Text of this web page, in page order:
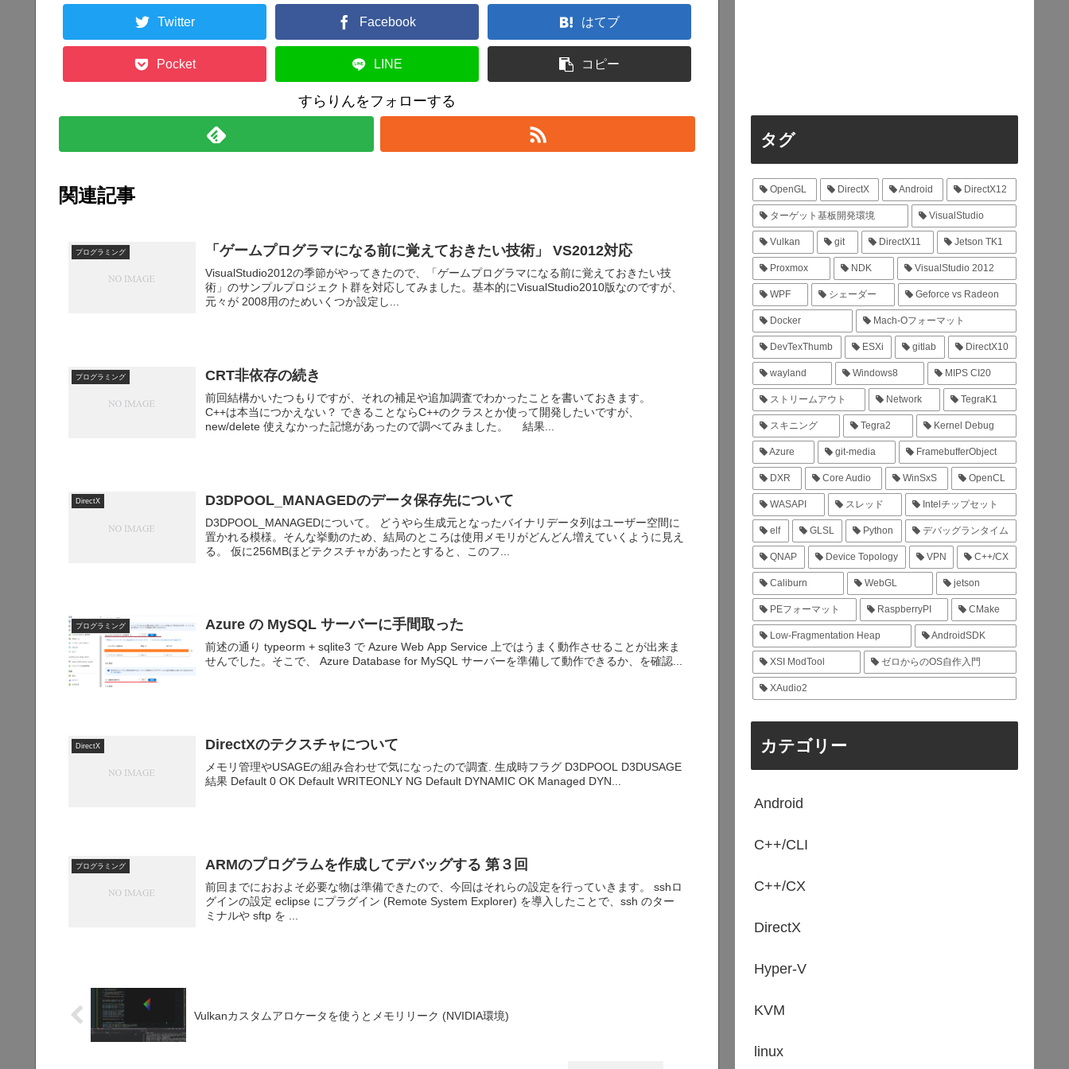
Twitter Facebook はてブ
Pocket LINE コピー
すらりんをフォローする
関連記事
プログラミング 「ゲームプログラマになる前に覚えておきたい技術」 VS2012対応
VisualStudio2012の季節がやってきたので、「ゲームプログラマになる前に覚えておきたい技
術」のサンプルプロジェクト群を対応してみました。基本的にVisualStudio2010版なのですが、
元々が 2008用のためいくつか設定し...
プログラミング CRT非依存の続き
前回結構かいたつもりですが、それの補足や追加調査でわかったことを書いておきます。
C++は本当につかえない？ できることならC++のクラスとか使って開発したいですが、
new/delete 使えなかった記憶があったので調べてみました。 結果...
DirectX D3DPOOL_MANAGEDのデータ保存先について
D3DPOOL_MANAGEDについて。 どうやら生成元となったバイナリデータ列はユーザー空間に
置かれる模様。そんな挙動のため、結局のところは使用メモリがどんどん増えていくように見え
る。 仮に256MBほどテクスチャがあったとすると、このフ...
プログラミング Azure の MySQL サーバーに手間取った
前述の通り typeorm + sqlite3 で Azure Web App Service 上ではうまく動作させることが出来ま
せんでした。そこで、 Azure Database for MySQL サーバーを準備して動作できるか、を確認...
DirectX DirectXのテクスチャについて
メモリ管理やUSAGEの組み合わせで気になったので調査. 生成時フラグ D3DPOOL D3DUSAGE
結果 Default 0 OK Default WRITEONLY NG Default DYNAMIC OK Managed DYN...
プログラミング ARMのプログラムを作成してデバッグする 第３回
前回までにおおよそ必要な物は準備できたので、今回はそれらの設定を行っていきます。 sshロ
グインの設定 eclipse にプラグイン (Remote System Explorer) を導入したことで、ssh のター
ミナルや sftp を ...
Vulkanカスタムアロケータを使うとメモリリーク (NVIDIA環境)
タグ
OpenGL DirectX Android DirectX12
ターゲット基板開発環境 VisualStudio
Vulkan git DirectX11 Jetson TK1
Proxmox NDK VisualStudio 2012
WPF シェーダー Geforce vs Radeon
Docker Mach-Oフォーマット
DevTexThumb ESXi gitlab DirectX10
wayland Windows8 MIPS CI20
ストリームアウト Network TegraK1
スキニング Tegra2 Kernel Debug
Azure git-media FramebufferObject
DXR Core Audio WinSxS OpenCL
WASAPI スレッド Intelチップセット
elf GLSL Python デバッグランタイム
QNAP Device Topology VPN C++/CX
Caliburn WebGL jetson
PEフォーマット RaspberryPI CMake
Low-Fragmentation Heap AndroidSDK
XSI ModTool ゼロからのOS自作入門
XAudio2
カテゴリー
Android
C++/CLI
C++/CX
DirectX
Hyper-V
KVM
linux